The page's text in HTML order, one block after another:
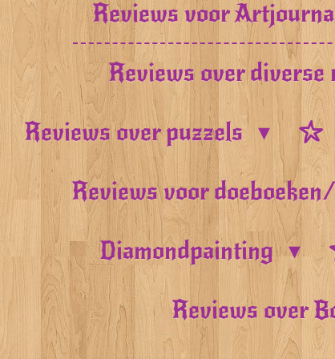
Reviews voor
Reviews over diverse
Reviews over puzzels
Reviews voor
Diamondpainting
Reviews over